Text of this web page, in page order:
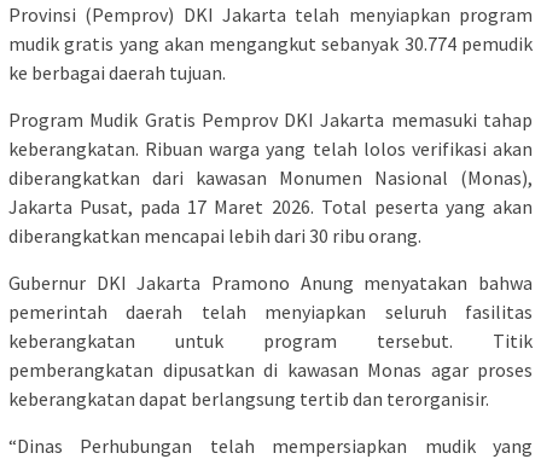
Provinsi (Pemprov) DKI Jakarta telah menyiapkan program
mudik gratis yang akan mengangkut sebanyak 30.774 pemudik
ke berbagai daerah tujuan.
Program Mudik Gratis Pemprov DKI Jakarta memasuki tahap
keberangkatan. Ribuan warga yang telah lolos verifikasi akan
diberangkatkan dari kawasan Monumen Nasional (Monas),
Jakarta Pusat, pada 17 Maret 2026. Total peserta yang akan
diberangkatkan mencapai lebih dari 30 ribu orang.
Gubernur DKI Jakarta Pramono Anung menyatakan bahwa
pemerintah daerah telah menyiapkan seluruh fasilitas
keberangkatan untuk program tersebut. Titik
pemberangkatan dipusatkan di kawasan Monas agar proses
keberangkatan dapat berlangsung tertib dan terorganisir.
“Dinas Perhubungan telah mempersiapkan mudik yang